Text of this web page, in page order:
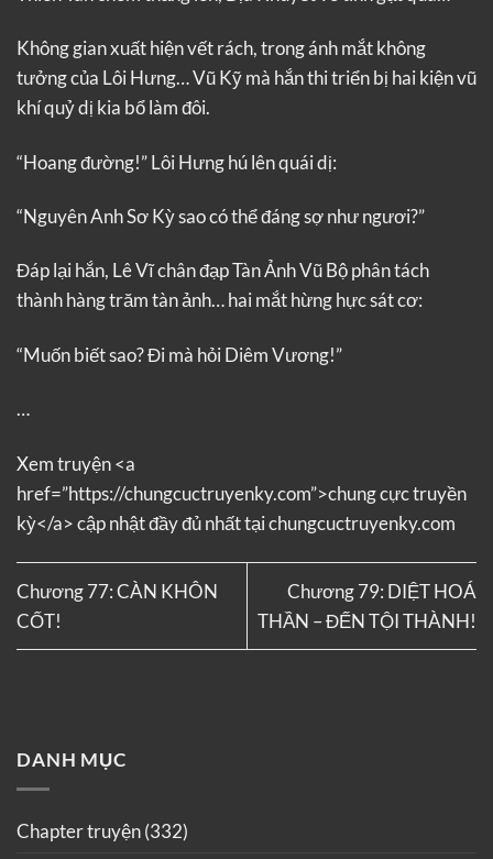
Không gian xuất hiện vết rách, trong ánh mắt không
tưởng của Lôi Hưng… Vũ Kỹ mà hắn thi triển bị hai kiện vũ
khí quỷ dị kia bổ làm đôi.
“Hoang đường!” Lôi Hưng hú lên quái dị:
“Nguyên Anh Sơ Kỳ sao có thể đáng sợ như ngươi?”
Đáp lại hắn, Lê Vĩ chân đạp Tàn Ảnh Vũ Bộ phân tách
thành hàng trăm tàn ảnh… hai mắt hừng hực sát cơ:
“Muốn biết sao? Đi mà hỏi Diêm Vương!”
…
Xem truyện <a
href=”https://chungcuctruyenky.com”>chung cực truyền
kỳ</a> cập nhật đầy đủ nhất tại chungcuctruyenky.com
Chương 77: CÀN KHÔN
CỐT!
Chương 79: DIỆT HOÁ
THẦN – ĐẾN TỘI THÀNH!
DANH MỤC
Chapter truyện(332)